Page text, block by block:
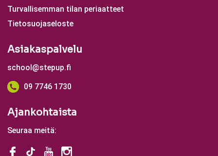
Turvallisemman tilan periaatteet
Tietosuojaseloste
Asiakaspalvelu
school@stepup.fi
09 7746 1730
Ajankohtaista
Seuraa meitä: